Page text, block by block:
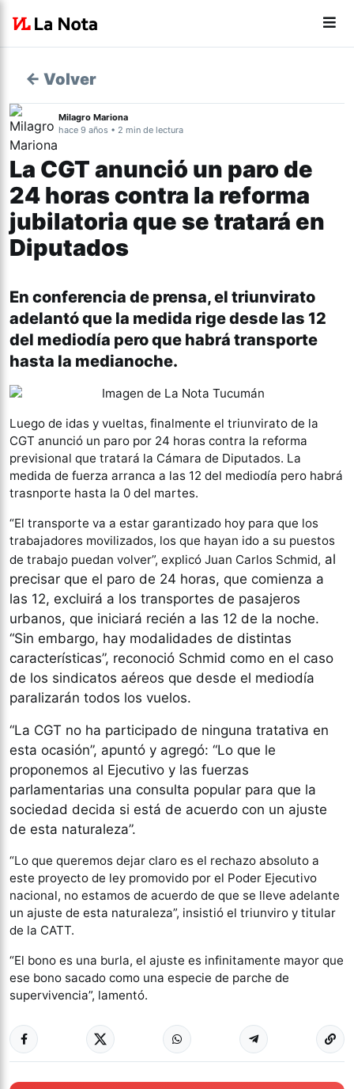
← Volver
Milagro Mariona
hace 9 años • 2 min de lectura
La CGT anunció un paro de
24 horas contra la reforma
jubilatoria que se tratará en
Diputados
En conferencia de prensa, el triunvirato
adelantó que la medida rige desde las 12
del mediodía pero que habrá transporte
hasta la medianoche.
Luego de idas y vueltas, finalmente el triunvirato de la
CGT anunció un paro por 24 horas contra la reforma
previsional que tratará la Cámara de Diputados. La
medida de fuerza arranca a las 12 del mediodía pero habrá
trasnporte hasta la 0 del martes.
“El transporte va a estar garantizado hoy para que los
trabajadores movilizados, los que hayan ido a su puestos
de trabajo puedan volver”, explicó Juan Carlos Schmid, al
precisar que el paro de 24 horas, que comienza a
las 12, excluirá a los transportes de pasajeros
urbanos, que iniciará recién a las 12 de la noche.
“Sin embargo, hay modalidades de distintas
características”, reconoció Schmid como en el caso
de los sindicatos aéreos que desde el mediodía
paralizarán todos los vuelos.
“La CGT no ha participado de ninguna tratativa en
esta ocasión”, apuntó y agregó: “Lo que le
proponemos al Ejecutivo y las fuerzas
parlamentarias una consulta popular para que la
sociedad decida si está de acuerdo con un ajuste
de esta naturaleza”.
“Lo que queremos dejar claro es el rechazo absoluto a
este proyecto de ley promovido por el Poder Ejecutivo
nacional, no estamos de acuerdo de que se lleve adelante
un ajuste de esta naturaleza”, insistió el triunviro y titular
de la CATT.
“El bono es una burla, el ajuste es infinitamente mayor que
ese bono sacado como una especie de parche de
supervivencia”, lamentó.